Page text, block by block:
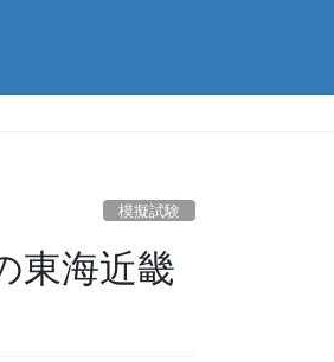
模擬試験
東海近畿